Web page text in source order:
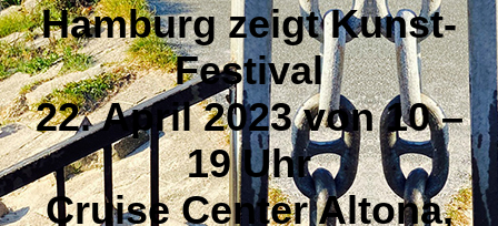
Hamburg zeigt Kunst-
Festival
22. April 2023 von 10 –
19 Uhr
Cruise Center Altona,